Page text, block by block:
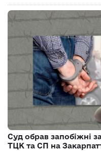
Суд обрав запобіжні
ТЦК та СП на